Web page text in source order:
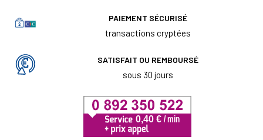
PAIEMENT SÉCURISÉ
transactions cryptées
SATISFAIT OU REMBOURSÉ
sous 30 jours